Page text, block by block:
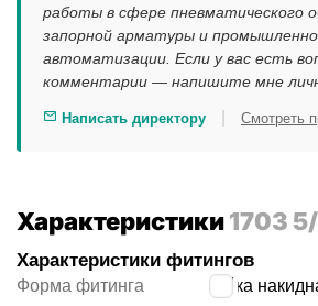
работы в сфере пневматического
запорной арматуры и
автоматизации. Если у вас есть
комментарии — напишите мне
Написать директору Смотреть
Характеристики1703
Характеристики фитингов
Форма фитинга гайка